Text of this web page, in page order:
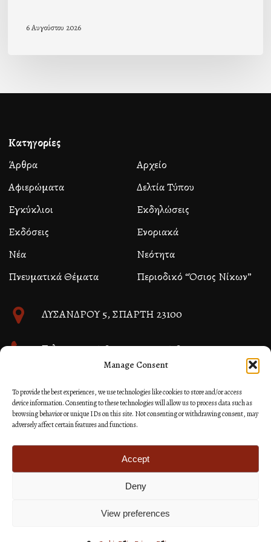
Manage Consent
To provide the best experiences, we use technologies like cookies to store and/or access
device information. Consenting to these technologies will allow us to process data such as
browsing behavior or unique IDs on this site. Not consenting or withdrawing consent, may
adversely affect certain features and functions.
Accept
Deny
View preferences
6 Αυγούστου 2026
Κατηγορίες
Άρθρα
Αρχείο
Αφιερώματα
Δελτία Τύπου
Εγκύκλιοι
Εκδηλώσεις
Εκδόσεις
Ενοριακά
Νέα
Νεότητα
Πνευματικά Θέματα
Περιοδικό “Όσιος Νίκων”
ΛΥΣΑΝΔΡΟΥ 5, ΣΠΑΡΤΗ 23100
Τηλ. 27310 26580 και 27310 26581
Κατασκευή Ιστοσελίδων Site as you GO: Falcon από
Hellenic Technologies